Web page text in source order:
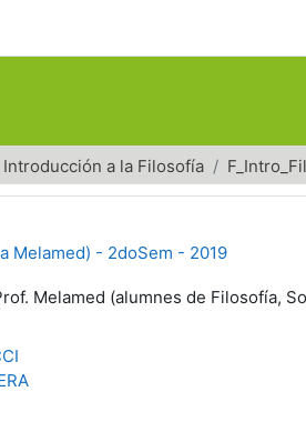
Introducción a la Filosofía
Melamed) - 2doSem - 2019
Melamed (alumnes de Filosofía,